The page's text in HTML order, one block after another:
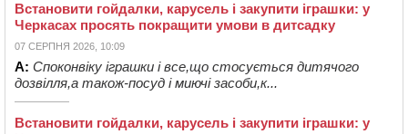
Встановити гойдалки, карусель і закупити іграшки: у
Черкасах просять покращити умови в дитсадку
07 СЕРПНЯ 2026, 10:09
А: Споконвіку іграшки і все,що стосується дитячого
дозвілля,а також-посуд і миючі засоби,к...
Встановити гойдалки, карусель і закупити іграшки: у